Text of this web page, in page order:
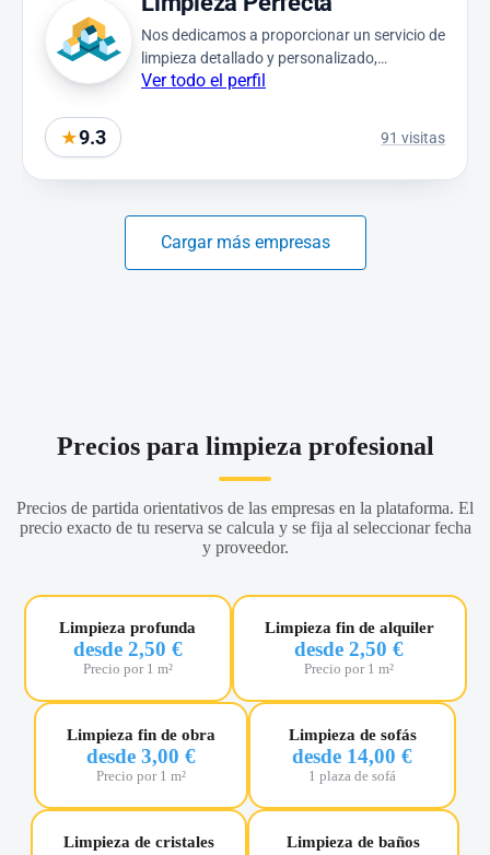
Precios para limpieza profesional
Precios de partida orientativos de las empresas en la plataforma. El
precio exacto de tu reserva se calcula y se fija al seleccionar fecha
y proveedor.
Limpieza profunda
desde 2,50 €
Precio por 1 m²
Limpieza fin de alquiler
desde 2,50 €
Precio por 1 m²
Limpieza fin de obra
desde 3,00 €
Precio por 1 m²
Limpieza de sofás
desde 14,00 €
1 plaza de sofá
Limpieza de cristales Limpieza de baños